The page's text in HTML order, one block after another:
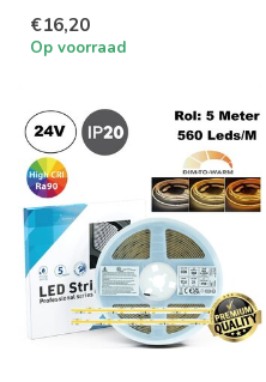
€16,20
Op voorraad